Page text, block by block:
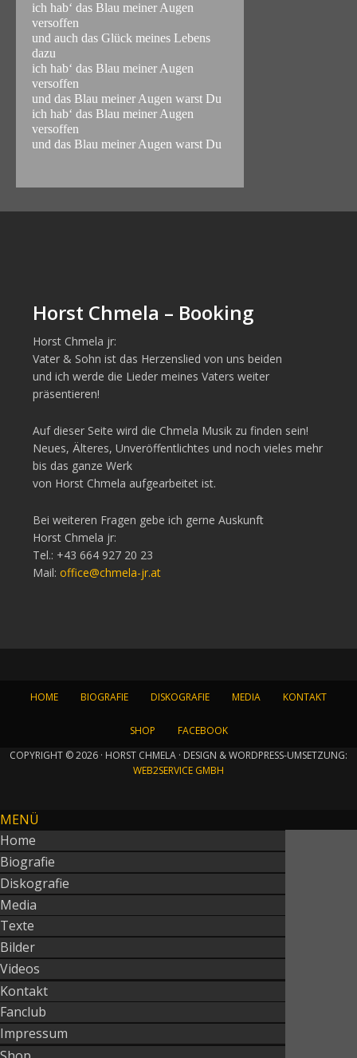
ich hab‘ das Blau meiner Augen
versoffen
und auch das Glück meines Lebens
dazu
ich hab‘ das Blau meiner Augen
versoffen
und das Blau meiner Augen warst Du
ich hab‘ das Blau meiner Augen
versoffen
und das Blau meiner Augen warst Du
Horst Chmela – Booking
Horst Chmela jr:
Vater & Sohn ist das Herzenslied von uns beiden
und ich werde die Lieder meines Vaters weiter
präsentieren!
Auf dieser Seite wird die Chmela Musik zu finden sein!
Neues, Älteres, Unveröffentlichtes und noch vieles mehr
bis das ganze Werk
von Horst Chmela aufgearbeitet ist.
Bei weiteren Fragen gebe ich gerne Auskunft
Horst Chmela jr:
Tel.: +43 664 927 20 23
Mail: office@chmela-jr.at
HOME BIOGRAFIE DISKOGRAFIE MEDIA KONTAKT
SHOP
FACEBOOK
COPYRIGHT © 2026 · HORST CHMELA · DESIGN & WORDPRESS-UMSETZUNG:
WEB2SERVICE GMBH
MENÜ
Home
Biografie
Diskografie
Media
Texte
Bilder
Videos
Kontakt
Fanclub
Impressum